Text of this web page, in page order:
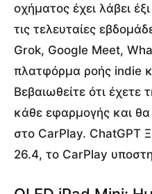
οχήματος έχει λάβει
τις τελευταίες
Grok, Google Meet,
πλατφόρμα ροής indie
Βεβαιωθείτε ότι
κάθε εφαρμογής και
στο CarPlay. ChatGPT
26.4, το CarPlay